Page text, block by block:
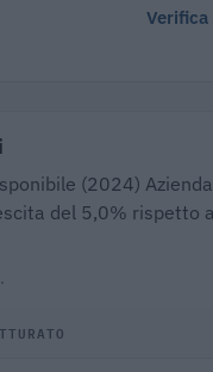
(2024)
del 5,0% rispetto